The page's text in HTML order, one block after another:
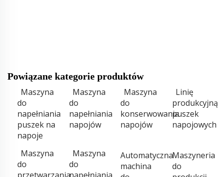
Powiązane kategorie produktów
Maszyna
do
napełniania
puszek na
napoje
Maszyna
do
napełniania
napojów
Maszyna
do
konserwowania
napojów
Linię
produkcyjną
puszek
napojowych
Maszyna
do
Maszyna
do
Automatyczna
machina
Maszyneria
do